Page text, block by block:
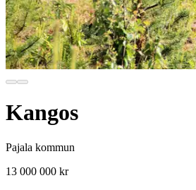
Kangos
Pajala kommun
13 000 000 kr